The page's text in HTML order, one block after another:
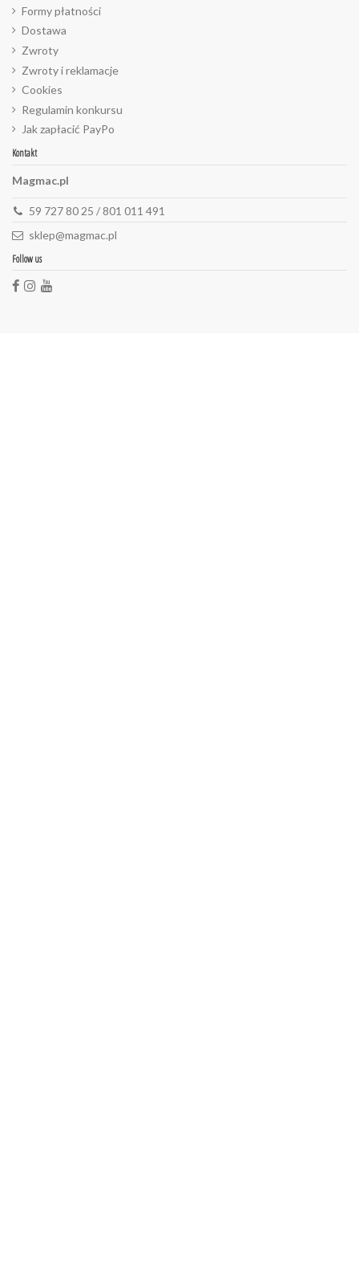
Formy płatności
Dostawa
Zwroty
Zwroty i reklamacje
Cookies
Regulamin konkursu
Jak zapłacić PayPo
Kontakt
Magmac.pl
59 727 80 25 / 801 011 491
sklep@magmac.pl
Follow us